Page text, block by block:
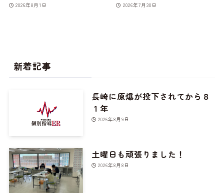
2026年8月1日 2026年7月30日
新着記事
長崎に原爆が投下されてから８
１年
2026年8月9日
土曜日も頑張りました！
2026年8月8日